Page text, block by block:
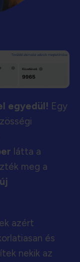
egyedül! Egy
látta a
meg a
azért
és
nekik az